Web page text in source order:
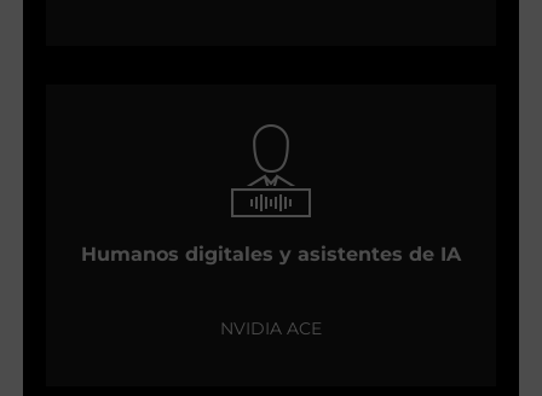
Humanos digitales y asistentes de IA
NVIDIA ACE